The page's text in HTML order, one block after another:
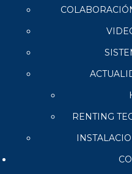
RENTING